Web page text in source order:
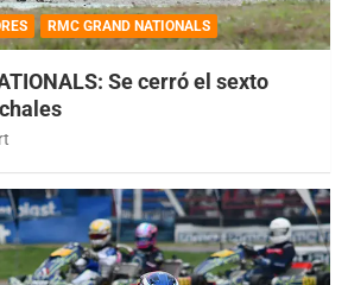
RMC GRAND NATIONALS
Se cerró el sexto